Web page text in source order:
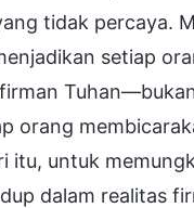
tidak percaya.
setiap
orang
itu, untuk
dalam realitas